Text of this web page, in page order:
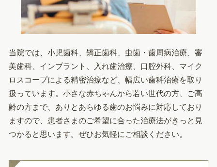
当院では、小児歯科、矯正歯科、虫歯・歯周病治療、審
美歯科、インプラント、入れ歯治療、口腔外科、マイク
ロスコープによる精密治療など、幅広い歯科治療を取り
扱っています。小さな赤ちゃんから若い世代の方、ご高
齢の方まで、ありとあらゆる歯のお悩みに対応しており
ますので、患者さまのご希望に合った治療法がきっと見
つかると思います。ぜひお気軽にご相談ください。